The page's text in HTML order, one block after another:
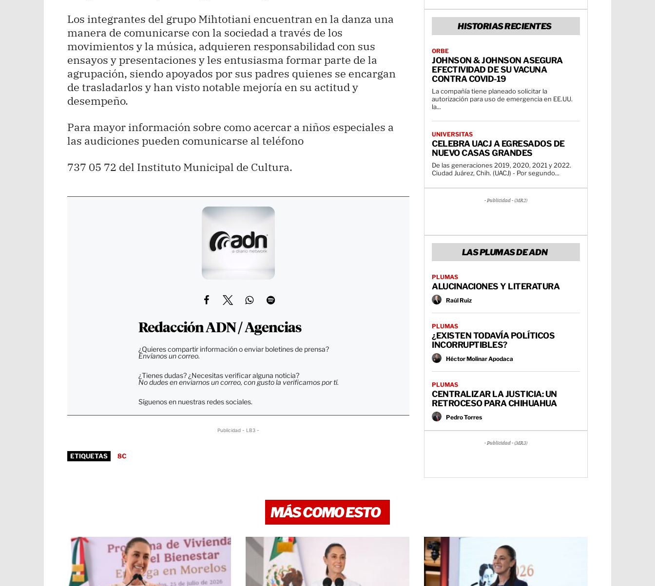
Los integrantes del grupo Mihtotiani encuentran en la danza una
manera de comunicarse con la sociedad a través de los
movimientos y la música, adquieren responsabilidad con sus
ensayos y presentaciones y les entusiasma formar parte de la
agrupación, siendo apoyados por sus padres quienes se encargan
de trasladarlos y han visto notable mejoría en su actitud y
desempeño.
Para mayor información sobre como acercar a niños especiales a
las audiciones pueden comunicarse al teléfono
737 05 72 del Instituto Municipal de Cultura.
Redacción ADN / Agencias
¿Quieres compartir información o enviar boletines de prensa?
Envíanos un correo.
¿Tienes dudas? ¿Necesitas verificar alguna noticia?
No dudes en enviarnos un correo, con gusto la verificamos por tí.
Síguenos en nuestras redes sociales.
Publicidad - LB3 -
ETIQUETAS 8C
HISTORIAS RECIENTES
ORBE
JOHNSON & JOHNSON ASEGURA
EFECTIVIDAD DE SU VACUNA
CONTRA COVID-19
La compañía tiene planeado solicitar la
autorización para uso de emergencia en EE.UU.
la...
UNIVERSITAS
CELEBRA UACJ A EGRESADOS DE
NUEVO CASAS GRANDES
De las generaciones 2019, 2020, 2021 y 2022.
Ciudad Juárez, Chih. (UACJ) - Por segundo...
- Publicidad - (MR2)
LAS PLUMAS DE ADN
PLUMAS
ALUCINACIONES Y LITERATURA
Raúl Ruiz
PLUMAS
¿EXISTEN TODAVÍA POLÍTICOS
INCORRUPTIBLES?
Héctor Molinar Apodaca
PLUMAS
CENTRALIZAR LA JUSTICIA: UN
RETROCESO PARA CHIHUAHUA
Pedro Torres
- Publicidad - (MR3)
MÁS COMO ESTO